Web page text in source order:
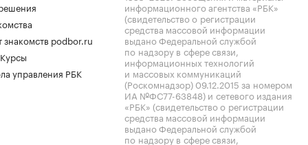
знакомств podbor.ru
управления РБК
информационного агентства «РБК»
(свидетельство о регистрации
средства массовой информации
выдано Федеральной службой
по надзору в сфере связи,
информационных технологий
и массовых коммуникаций
(Роскомнадзор) 09.12.2015 за номером
ИА №ФС77-63848) и сетевого издания
«РБК» (свидетельство о регистрации
средства массовой информации
выдано Федеральной службой
по надзору в сфере связи,